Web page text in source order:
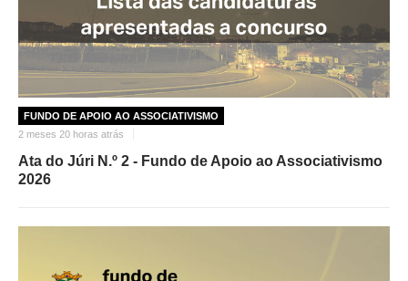
FUNDO DE APOIO AO ASSOCIATIVISMO
2 meses 20 horas atrás
Ata do Júri N.º 2 - Fundo de Apoio ao Associativismo
2026